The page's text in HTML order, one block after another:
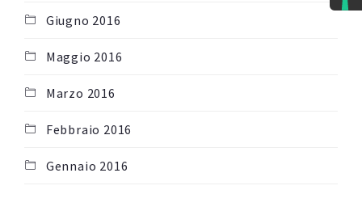
Giugno 2016
Maggio 2016
Marzo 2016
Febbraio 2016
Gennaio 2016